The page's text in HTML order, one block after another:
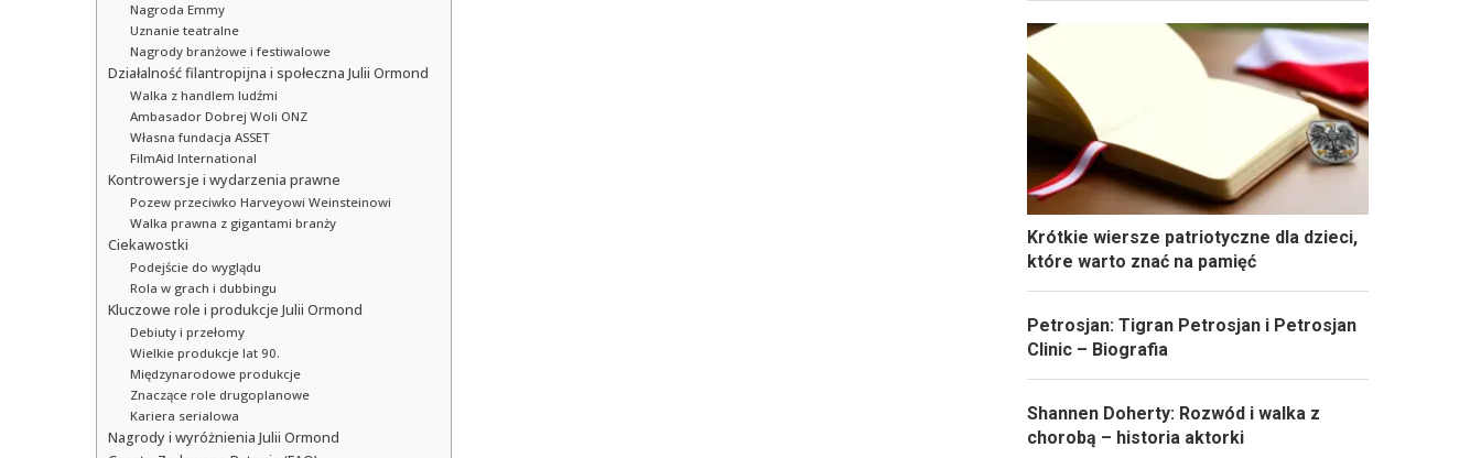
Nagroda Emmy
Uznanie teatralne
Nagrody branżowe i festiwalowe
Działalność filantropijna i społeczna Julii Ormond
Walka z handlem ludźmi
Ambasador Dobrej Woli ONZ
Własna fundacja ASSET
FilmAid International
Kontrowersje i wydarzenia prawne
Pozew przeciwko Harveyowi Weinsteinowi
Walka prawna z gigantami branży
Ciekawostki
Podejście do wyglądu
Rola w grach i dubbingu
Kluczowe role i produkcje Julii Ormond
Debiuty i przełomy
Wielkie produkcje lat 90.
Międzynarodowe produkcje
Znaczące role drugoplanowe
Kariera serialowa
Nagrody i wyróżnienia Julii Ormond
Krótkie wiersze patriotyczne dla dzieci,
które warto znać na pamięć
Petrosjan: Tigran Petrosjan i Petrosjan
Clinic – Biografia
Shannen Doherty: Rozwód i walka z
chorobą – historia aktorki